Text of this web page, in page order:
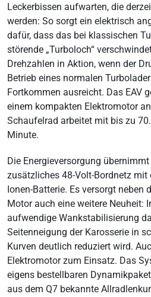
Leckerbissen aufwarten, die
werden: So sorgt ein elektrisch
dafür, dass das bei klassischen
störende „Turboloch“
Drehzahlen in Aktion, wenn der
Betrieb eines normalen
Fortkommen ausreicht. Das EAV
einem kompakten Elektromotor
Schaufelrad arbeitet mit bis zu
Minute.
Die Energieversorgung
zusätzliches 48-Volt-Bordnetz mit
Ionen-Batterie. Es versorgt neben
Motor auch eine weitere Neuheit:
aufwendige Wankstabilisierung
Seitenneigung der Karosserie in
Kurven deutlich reduziert wird.
Elektromotor zum Einsatz. Das
eigens bestellbaren
aus dem Q7 bekannte